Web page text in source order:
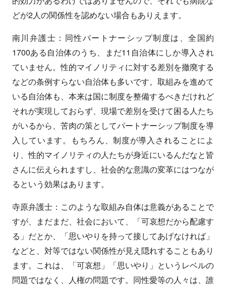
どが2人の関係性を認めない場合もありえます。
南川弁護士：同性パートナーシップ制度は、全国約
1700ある自治体のうち、まだ11自治体にしか導入され
ていません。性的マイノリティに対する差別を撤廃する
などの条例すらない自治体も多いです。取組みを進めて
いる自治体も、本来は国に制度を整備するべきだけれど
それが実現しておらず、現場で差別を受けて困る人たち
がいるから、苦肉の策としてパートナーシップ制度を導
入しています。もちろん、制度が導入されることによ
り、性的マイノリティの人たちが身近にいるんだなと皆
さんに伝えられますし、社会的な意識の変革にはつなが
るという効果はあります。
寺原弁護士：このような取組み自体は意義があることで
すが、まだまだ、社会において、「可哀想だから配慮す
る」だとか、「思いやりを持って接してあげなければ」
などと、対等ではない関係性が見え隠れすることもあり
ます。これは、「可哀想」「思いやり」というレベルの
問題ではなく、人権の問題です。同性愛等の人々は、誰